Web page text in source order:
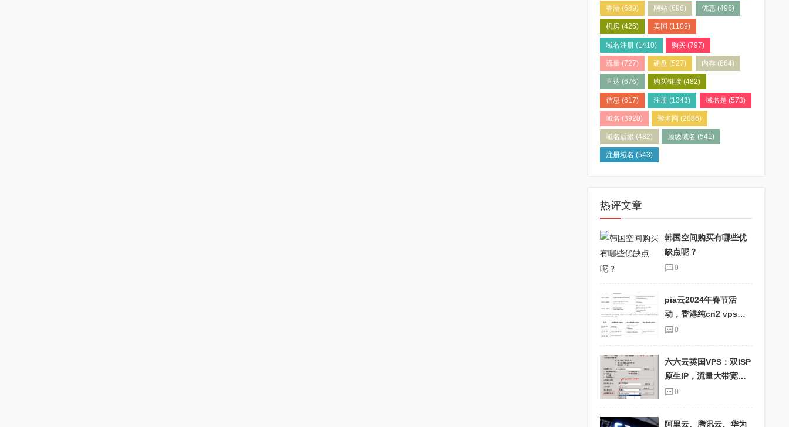
香港 (689) 网站 (696) 优惠(496)
机房 (426) 美国 (1109)
域名注册 (1410) 购买 (797)
流量 (727) 硬盘 (527) 内存(864)
直达 (676) 购买链接 (482)
信息 (617) 注册 (1343) 域名是 (573)
域名 (3920) 聚名网 (2086)
域名后缀 (482) 顶级域名 (541)
注册域名 (543)
热评文章
韩国空间购买有哪些优
缺点呢？
0
pia云2024年春节活
动，香港纯cn2 vps优
惠码pia2024，抢购最
0
六六云英国VPS：双ISP
原生IP，流量大带宽
快，适合TikTok用户！
0
阿里云、腾讯云、华为